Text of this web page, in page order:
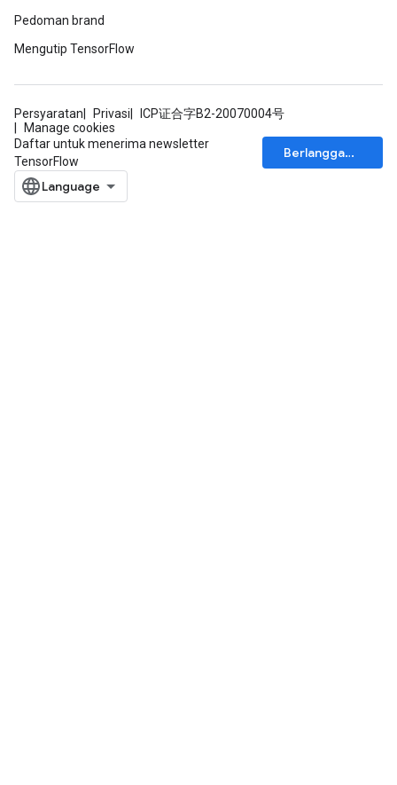
Pedoman brand
Mengutip TensorFlow
Persyaratan Privasi
ICP证合字B2-20070004号
Manage cookies
Daftar untuk menerima newsletter
TensorFlow
Berlangganan